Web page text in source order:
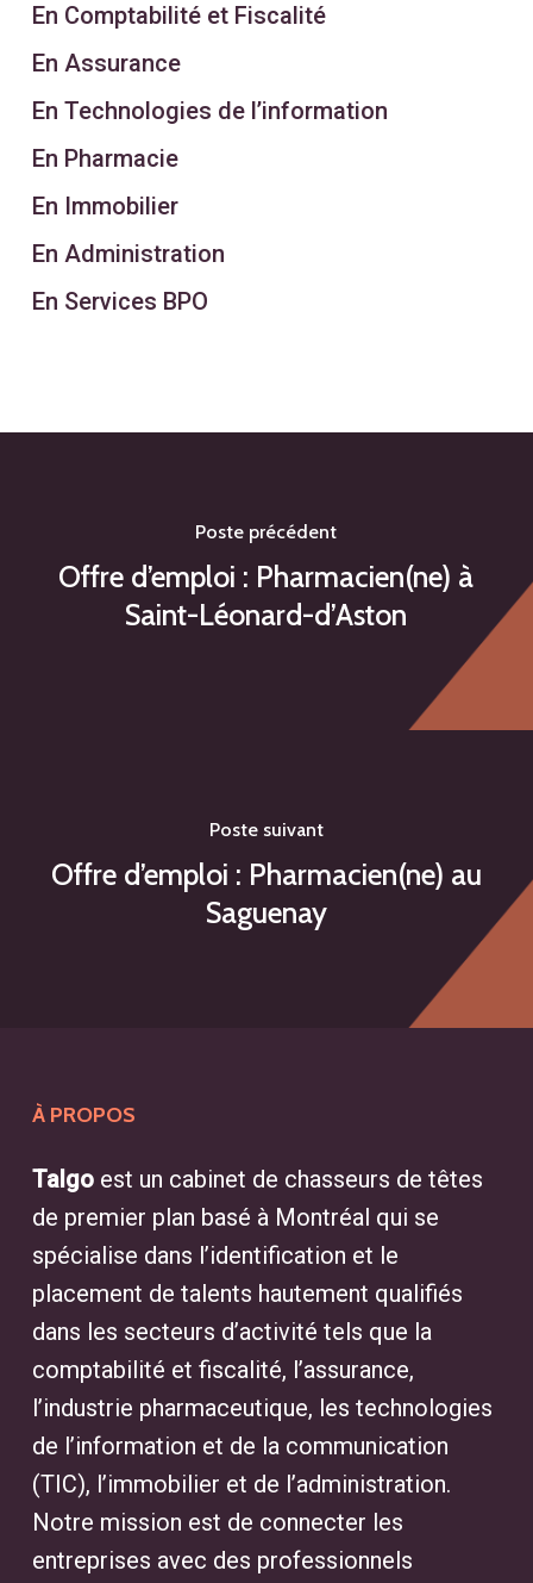
En Comptabilité et Fiscalité
En Assurance
En Technologies de l’information
En Pharmacie
En Immobilier
En Administration
En Services BPO
Poste précédent
Offre d’emploi : Pharmacien(ne) à
Saint-Léonard-d’Aston
Poste suivant
Offre d’emploi : Pharmacien(ne) au
Saguenay
À PROPOS
Talgoest un cabinet de chasseurs de têtes
de premier plan basé à Montréal qui se
spécialise dans l’identification et le
placement de talents hautement qualifiés
dans les secteurs d’activité tels que la
comptabilité et fiscalité, l’assurance,
l’industrie pharmaceutique, les technologies
de l’information et de la communication
(TIC), l’immobilier et de l’administration.
Notre mission est de connecter les
entreprises avec des professionnels